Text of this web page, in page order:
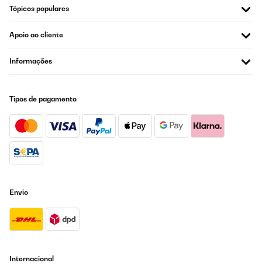
Tópicos populares
Apoio ao cliente
Informações
Tipos de pagamento
Envio
Internacional